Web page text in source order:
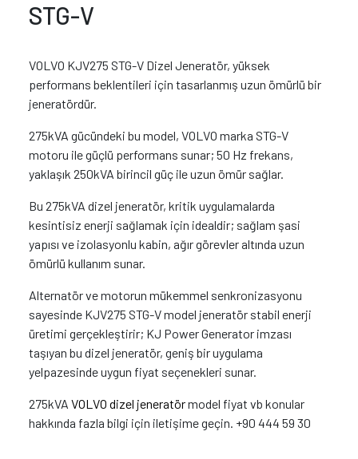
STG-V
VOLVO KJV275 STG-V Dizel Jeneratör, yüksek
performans beklentileri için tasarlanmış uzun ömürlü bir
jeneratördür.
275kVA gücündeki bu model, VOLVO marka STG-V
motoru ile güçlü performans sunar; 50 Hz frekans,
yaklaşık 250kVA birincil güç ile uzun ömür sağlar.
Bu 275kVA dizel jeneratör, kritik uygulamalarda
kesintisiz enerji sağlamak için idealdir; sağlam şasi
yapısı ve izolasyonlu kabin, ağır görevler altında uzun
ömürlü kullanım sunar.
Alternatör ve motorun mükemmel senkronizasyonu
sayesinde KJV275 STG-V model jeneratör stabil enerji
üretimi gerçekleştirir; KJ Power Generator imzası
taşıyan bu dizel jeneratör, geniş bir uygulama
yelpazesinde uygun fiyat seçenekleri sunar.
275kVA VOLVO dizel jeneratörmodel fiyat vb konular
hakkında fazla bilgi için iletişime geçin. +90 444 59 30